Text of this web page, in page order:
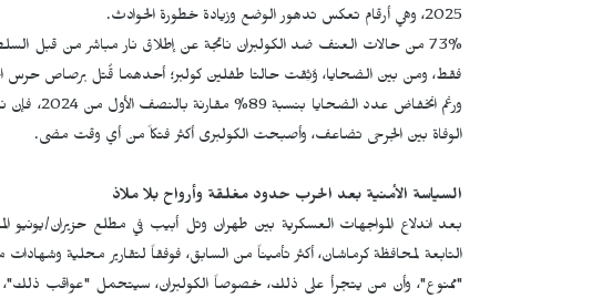
2025، وهي أرقام تعكس تدهور الوضع وزيادة خطورة الحوادث.
73% من حالات العنف ضد الكولبران ناتجة عن إطلاق نار مباشر من قبل
فقط، ومن بين الضحايا، وُثِقت حالتا طفلين كولبر؛ أحدهما قُتل برصاص حرس
الوفاة بين الجرحى تضاعف، وأصبحت الكولبری أكثر فتكاً من أي وقت مضى.
السياسة الأمنية بعد الحرب حدود مغلقة وأرواح بلا ملاذ
بعد اندلاع المواجهات العسكرية بين طهران وتل أبيب في مطلع حزيران/يونيو
التابعة لمحافظة كرماشان، أكثر تأميناً من السابق، فوفقاً لتقارير محلية
"ممنوع"، وأن من يتجرأ على ذلك، خصوصاً الكولبران، سيتحمل "عواقب